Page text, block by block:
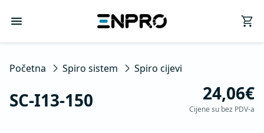
Početna Spiro sistem Spiro cijevi
SC-I13-150 24,06€
Cijene su bez PDV-a